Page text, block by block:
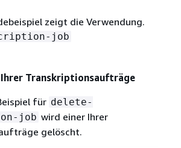
zeigt die Verwendung.
job
Ihrer Transkriptionsaufträge
für delete-
job wird einer Ihrer
gelöscht.